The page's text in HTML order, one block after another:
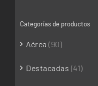
Categorías de productos
Aérea (90)
Destacadas (41)